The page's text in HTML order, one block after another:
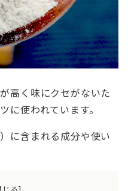
高く味にクセがないた
に使われています。
に含まれる成分や使い